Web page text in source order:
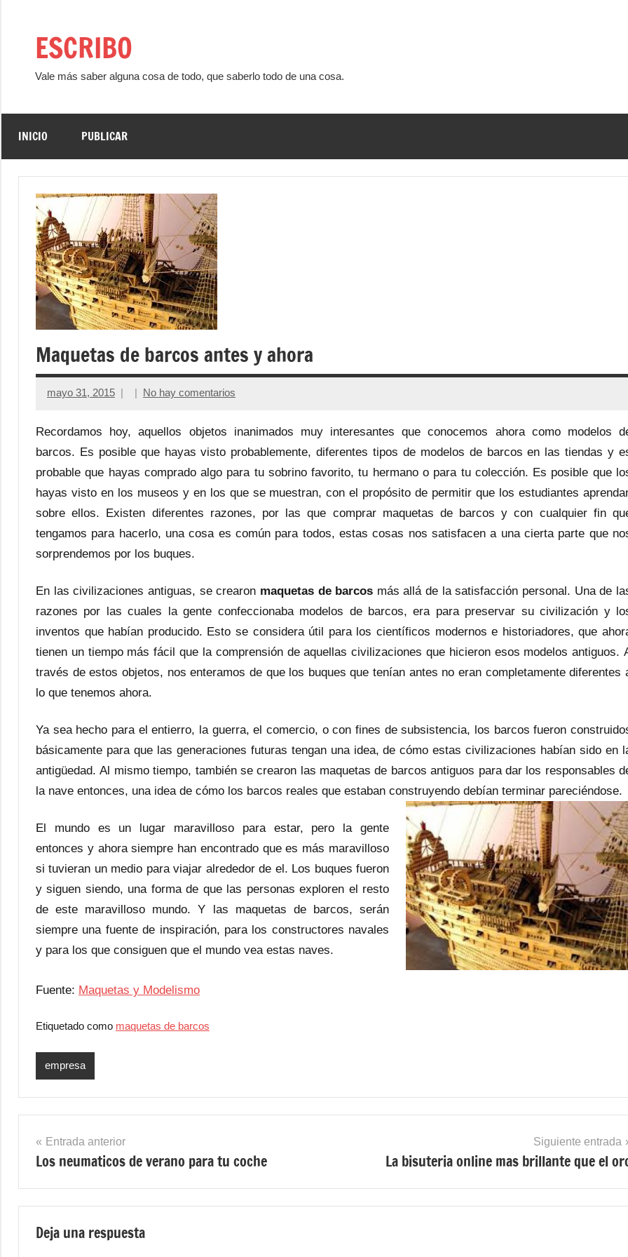
contenidoESCRIBO
Vale más saber alguna cosa de todo, que saberlo todo de una cosa.
INICIO PUBLICAR
Maquetas de barcos antes y ahora
mayo 31, 2015 No hay comentarios
Recordamos hoy, aquellos objetos inanimados muy interesantes que conocemos ahora como modelos
barcos. Es posible que hayas visto probablemente, diferentes tipos de modelos de barcos en las tiendas y
probable que hayas comprado algo para tu sobrino favorito, tu hermano o para tu colección. Es posible que
hayas visto en los museos y en los que se muestran, con el propósito de permitir que los estudiantes
sobre ellos. Existen diferentes razones, por las que comprar maquetas de barcos y con cualquier fin
tengamos para hacerlo, una cosa es común para todos, estas cosas nos satisfacen a una cierta parte que
sorprendemos por los buques.
En las civilizaciones antiguas, se crearon maquetas de barcos más allá de la satisfacción personal. Una de
razones por las cuales la gente confeccionaba modelos de barcos, era para preservar su civilización y
inventos que habían producido. Esto se considera útil para los científicos modernos e historiadores, que
tienen un tiempo más fácil que la comprensión de aquellas civilizaciones que hicieron esos modelos antiguos.
través de estos objetos, nos enteramos de que los buques que tenían antes no eran completamente diferentes
lo que tenemos ahora.
Ya sea hecho para el entierro, la guerra, el comercio, o con fines de subsistencia, los barcos fueron
básicamente para que las generaciones futuras tengan una idea, de cómo estas civilizaciones habían sido en
antigüedad. Al mismo tiempo, también se crearon las maquetas de barcos antiguos para dar los responsables
la nave entonces, una idea de cómo los barcos reales que estaban construyendo debían terminar pareciéndose.
El mundo es un lugar maravilloso para estar, pero la gente
entonces y ahora siempre han encontrado que es más maravilloso
si tuvieran un medio para viajar alrededor de el. Los buques fueron
y siguen siendo, una forma de que las personas exploren el resto
de este maravilloso mundo. Y las maquetas de barcos, serán
siempre una fuente de inspiración, para los constructores navales
y para los que consiguen que el mundo vea estas naves.
Fuente: Maquetas y Modelismo
Etiquetado como maquetas de barcos
empresa
Navegación
de
entradas
Entrada anterior
Los neumaticos de verano para tu coche
Siguiente entrada
La bisuteria online mas brillante que el
Deja una respuesta